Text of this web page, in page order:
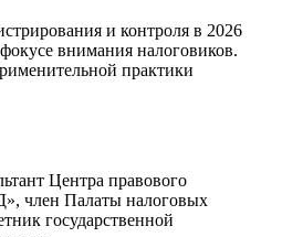
и контроля в 2026
внимания налоговиков.
практики
Центра правового
член Палаты налоговых
государственной